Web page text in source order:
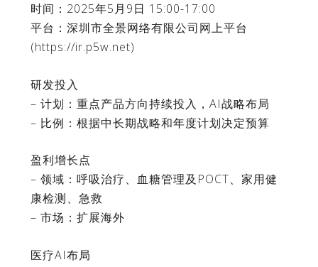
时间：2025年5月9日 15:00-17:00
平台：深圳市全景网络有限公司网上平台
(https://ir.p5w.net)
研发投入
– 计划：重点产品方向持续投入，AI战略布局
– 比例：根据中长期战略和年度计划决定预算
盈利增长点
– 领域：呼吸治疗、血糖管理及POCT、家用健
康检测、急救
– 市场：扩展海外
医疗AI布局